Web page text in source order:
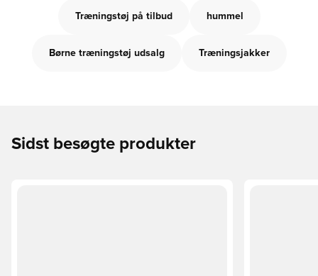
Træningstøj på tilbud hummel
Børne træningstøj udsalg Træningsjakker
Sidst besøgte produkter